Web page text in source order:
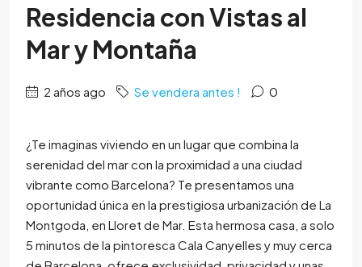
Residencia con Vistas al
Mar y Montaña
2 años ago Se vendera antes ! 0
¿Te imaginas viviendo en un lugar que combina la
serenidad del mar con la proximidad a una ciudad
vibrante como Barcelona? Te presentamos una
oportunidad única en la prestigiosa urbanización de La
Montgoda, en Lloret de Mar. Esta hermosa casa, a solo
5 minutos de la pintoresca Cala Canyelles y muy cerca